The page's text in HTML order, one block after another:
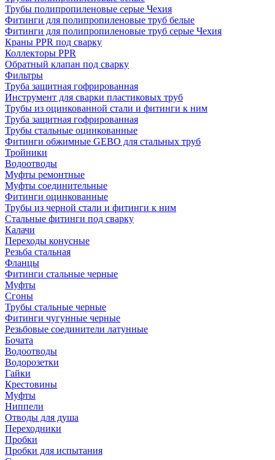
Трубы полипропиленовые серые Чехия
Фитинги для полипропиленовые труб белые
Фитинги для полипропиленовые труб серые Чехия
Краны PPR под сварку
Коллекторы PPR
Обратный клапан под сварку
Фильтры
Труба защитная гофрированная
Инструмент для сварки пластиковых труб
Трубы из оцинкованной стали и фитинги к ним
Труба защитная гофрированная
Трубы стальные оцинкованные
Фитинги обжимные GEBO для стальных труб
Тройники
Водоотводы
Муфты ремонтные
Муфты соединительные
Фитинги оцинкованные
Трубы из черной стали и фитинги к ним
Стальные фитинги под сварку
Калачи
Переходы конусные
Резьба стальная
Фланцы
Фитинги стальные черные
Муфты
Сгоны
Трубы стальные черные
Фитинги чугунные черные
Резьбовые соединители латунные
Бочата
Водоотводы
Водорозетки
Гайки
Крестовины
Муфты
Ниппели
Отводы для душа
Переходники
Пробки
Пробки для испытания